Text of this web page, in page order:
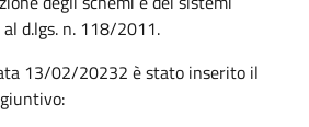
d.lgs. n. 118/2011.
13/02/20232 è stato inserito il